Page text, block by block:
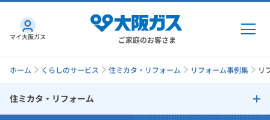
ご家庭のお客さま
マイ大阪ガス
ホーム くらしのサービス 住ミカタ・リフォーム リフォーム事例集 リ
住ミカタ・リフォーム